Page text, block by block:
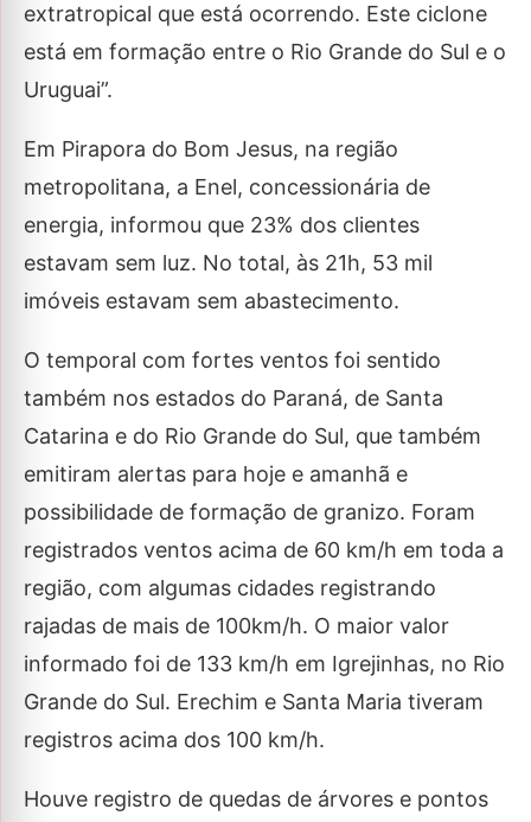
extratropical que está ocorrendo. Este ciclone
está em formação entre o Rio Grande do Sul e o
Uruguai”.
Em Pirapora do Bom Jesus, na região
metropolitana, a Enel, concessionária de
energia, informou que 23% dos clientes
estavam sem luz. No total, às 21h, 53 mil
imóveis estavam sem abastecimento.
O temporal com fortes ventos foi sentido
também nos estados do Paraná, de Santa
Catarina e do Rio Grande do Sul, que também
emitiram alertas para hoje e amanhã e
possibilidade de formação de granizo. Foram
registrados ventos acima de 60 km/h em toda a
região, com algumas cidades registrando
rajadas de mais de 100km/h. O maior valor
informado foi de 133 km/h em Igrejinhas, no Rio
Grande do Sul. Erechim e Santa Maria tiveram
registros acima dos 100 km/h.
Houve registro de quedas de árvores e pontos